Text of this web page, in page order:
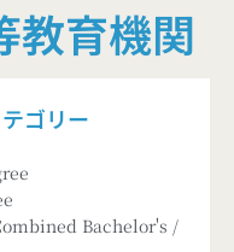
教育機関
ゴリー
Bachelor's /